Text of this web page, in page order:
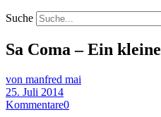
Suche
Sa Coma – Ein
von manfred mai
25. Juli 2014
Kommentare0